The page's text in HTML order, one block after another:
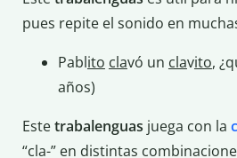
pues repite el sonido en
Pablito clavó un clavito,
años)
Estetrabalenguas juega con la
“cla-” en distintas